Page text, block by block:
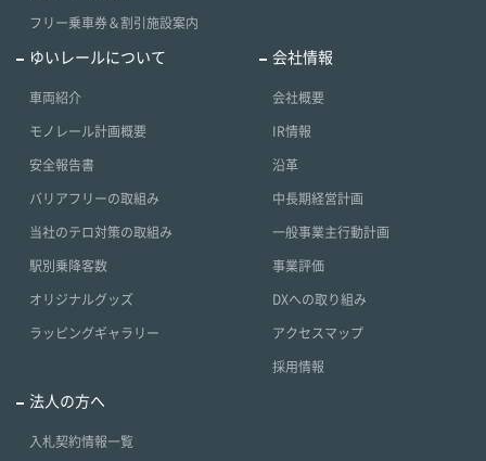
フリー乗車券＆割引施設案内
ゆいレールについて
車両紹介
モノレール計画概要
安全報告書
バリアフリーの取組み
当社のテロ対策の取組み
駅別乗降客数
オリジナルグッズ
ラッピングギャラリー
会社情報
会社概要
IR情報
沿革
中長期経営計画
一般事業主行動計画
事業評価
DXへの取り組み
アクセスマップ
採用情報
法人の方へ
入札契約情報一覧